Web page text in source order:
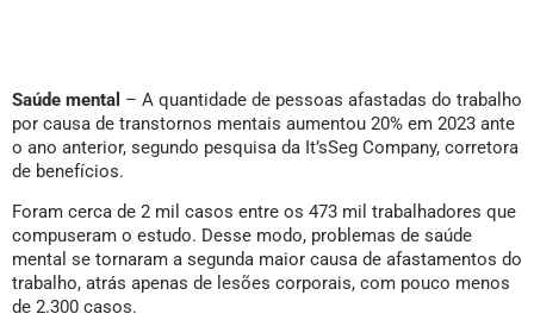
Saúde mental – A quantidade de pessoas afastadas do trabalho
por causa de transtornos mentais aumentou 20% em 2023 ante
o ano anterior, segundo pesquisa da It’sSeg Company, corretora
de benefícios.
Foram cerca de 2 mil casos entre os 473 mil trabalhadores que
compuseram o estudo. Desse modo, problemas de saúde
mental se tornaram a segunda maior causa de afastamentos do
trabalho, atrás apenas de lesões corporais, com pouco menos
de 2.300 casos.